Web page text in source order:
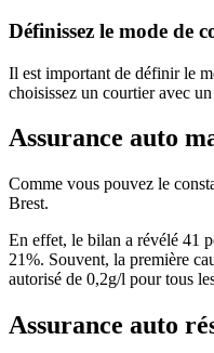
Définissez le mode de
Il est important de définir le
choisissez un courtier avec
Assurance auto
Comme vous pouvez le
Brest.
En effet, le bilan a révélé 41
21%. Souvent, la première
autorisé de 0,2g/l pour tous
Assurance auto